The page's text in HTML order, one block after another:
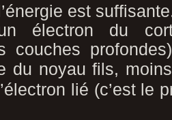
est
électron du
couches
du noyau fils,
lié (c’est le